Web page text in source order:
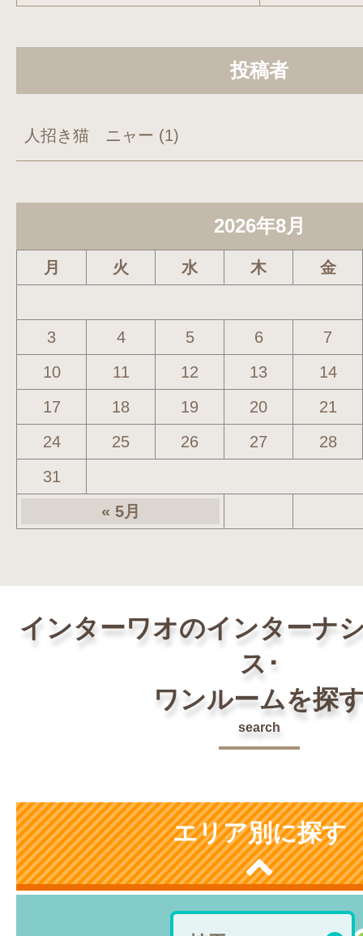
投稿者
人招き猫 ニャー (1)
2026年8月
月 火 水 木 金
« 5月
3 4 5 6
7
10
11 12 13
14
17
18 19 20
21
24
25 26 27
28
31
インターワオのインターナ
ス･
ワンルームを探
search
エリア別に探す